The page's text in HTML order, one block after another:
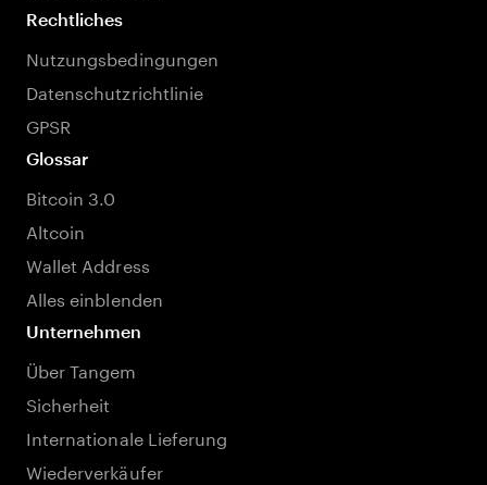
Rechtliches
Nutzungsbedingungen
Datenschutzrichtlinie
GPSR
Glossar
Bitcoin 3.0
Altcoin
Wallet Address
Alles einblenden
Unternehmen
Über Tangem
Sicherheit
Internationale Lieferung
Wiederverkäufer